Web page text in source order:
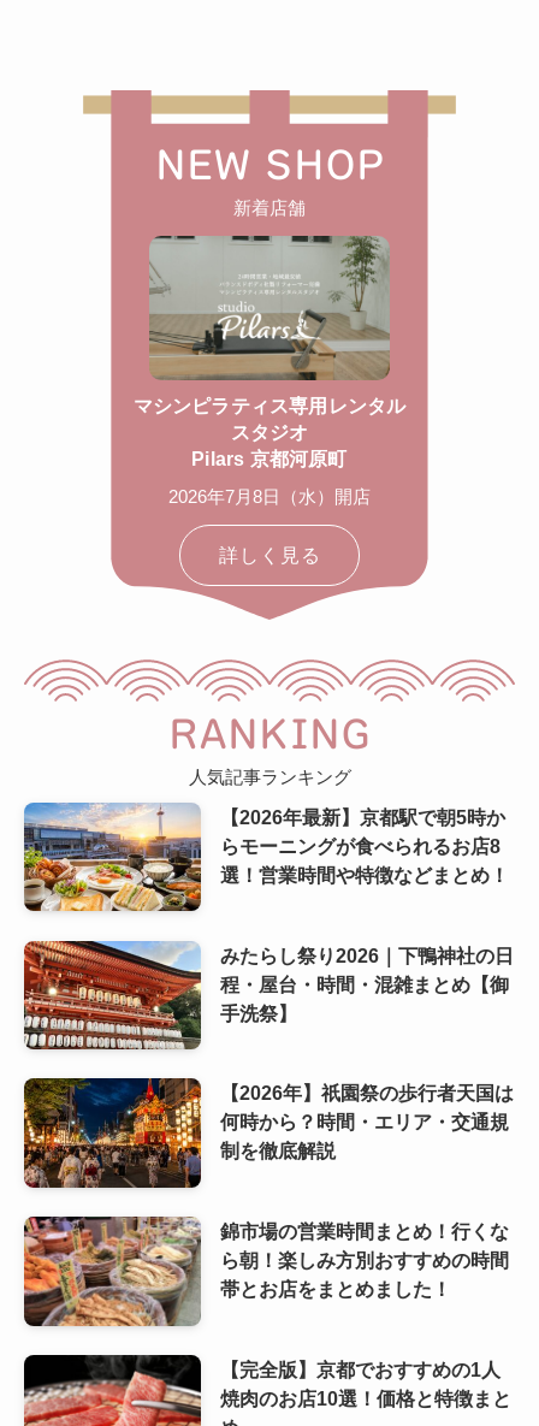
NEW SHOP
新着店舗
マシンピラティス専用レンタル
スタジオ
Pilars 京都河原町
2026年7月8日（水）開店
詳しく見る
RANKING
人気記事ランキング
【2026年最新】京都駅で朝5時か
らモーニングが食べられるお店8
選！営業時間や特徴などまとめ！
みたらし祭り2026｜下鴨神社の日
程・屋台・時間・混雑まとめ【御
手洗祭】
【2026年】祇園祭の歩行者天国は
何時から？時間・エリア・交通規
制を徹底解説
錦市場の営業時間まとめ！行くな
ら朝！楽しみ方別おすすめの時間
帯とお店をまとめました！
【完全版】京都でおすすめの1人
焼肉のお店10選！価格と特徴まと